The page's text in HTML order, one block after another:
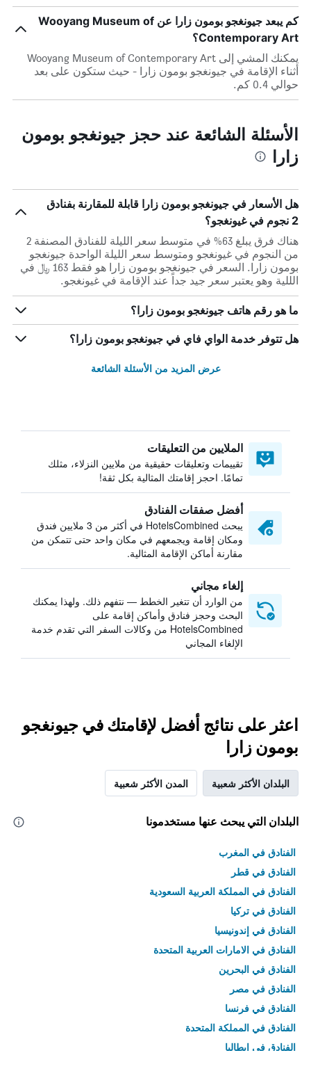
كم يبعد جيونغجو بومون زارا عن Wooyang Museum of
Contemporary Art؟
يمكنك المشي إلى Wooyang Museum of Contemporary Art
أثناء الإقامة في جيونغجو بومون زارا - حيث ستكون على بعد
حوالي 0.4 كم.
الأسئلة الشائعة عند حجز جيونغجو بومون
زارا
هل الأسعار في جيونغجو بومون زارا قابلة للمقارنة بفنادق
2 نجوم في غيونغجو؟
هناك فرق يبلغ 63% في متوسط ​​سعر الليلة للفنادق المصنفة 2
من النجوم في غيونغجو ومتوسط ​​سعر الليلة الواحدة جيونغجو
بومون زارا. السعر في جيونغجو بومون زارا هو فقط 163 ﷼ في
الللية وهو يعتبر سعر جيد جداً عند الإقامة في غيونغجو.
ما هو رقم هاتف جيونغجو بومون زارا؟
هل تتوفر خدمة الواي فاي في جيونغجو بومون زارا؟
عرض المزيد من الأسئلة الشائعة
الملايين من التعليقات
تقييمات وتعليقات حقيقية من ملايين النزلاء، مثلك
تمامًا. احجز إقامتك المثالية بكل ثقة!
أفضل صفقات الفنادق
يبحث HotelsCombined في أكثر من 3 ملايين فندق
ومكان إقامة ويجمعهم في مكان واحد حتى تتمكن من
مقارنة أماكن الإقامة المثالية.
إلغاء مجاني
من الوارد أن تتغير الخطط — نتفهم ذلك. ولهذا يمكنك
البحث وحجز فنادق وأماكن إقامة على
HotelsCombined من وكالات السفر التي تقدم خدمة
الإلغاء المجاني
اعثر على نتائج أفضل لإقامتك في جيونغجو
بومون زارا
البلدان الأكثر شعبية المدن الأكثر شعبية
البلدان التي يبحث عنها مستخدمونا
الفنادق في المغرب
الفنادق في قطر
الفنادق في المملكة العربية السعودية
الفنادق في تركيا
الفنادق في إندونيسيا
الفنادق في الامارات العربية المتحدة
الفنادق في البحرين
الفنادق في مصر
الفنادق في فرنسا
الفنادق في المملكة المتحدة
الفنادق في إيطاليا